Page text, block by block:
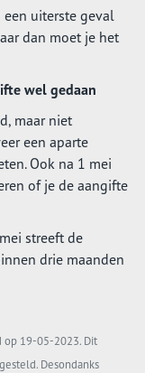
uiterste geval
dan moet je het
wel gedaan
maar niet
een aparte
Ook na 1 mei
of je de aangifte
streeft de
drie maanden
op 19-05-2023. Dit
Desondanks